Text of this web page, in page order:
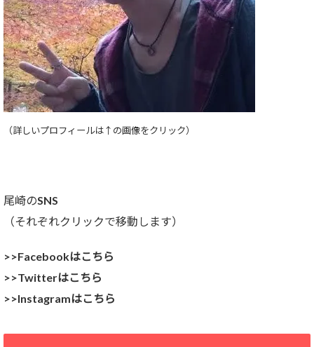
（詳しいプロフィールは↑の画像をクリック）
尾崎のSNS
（それぞれクリックで移動します）
>>Facebookはこちら
>>Twitterはこちら
>>Instagramはこちら